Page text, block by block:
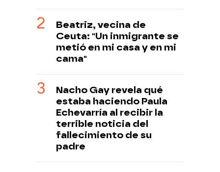
Beatriz, vecina de
Ceuta: "Un inmigrante se
metió en mi casa y en mi
cama"
Nacho Gay revela qué
estaba haciendo Paula
Echevarría al recibir la
terrible noticia del
fallecimiento de su
padre